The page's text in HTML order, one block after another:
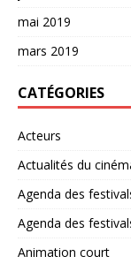
mai 2019
mars 2019
CATÉGORIES
Acteurs
Actualités du
Agenda des
Agenda des
Animation court